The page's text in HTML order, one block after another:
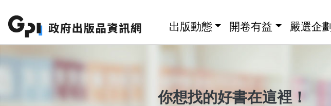
出版動態 開卷有益 嚴選企劃
你想找的好書在這裡！